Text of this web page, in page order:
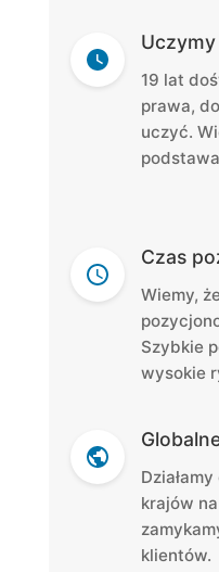
Uczymy
19 lat
prawa,
uczyć.
Czas
Wiemy,
Szybkie
wysokie
krajów
klientów.